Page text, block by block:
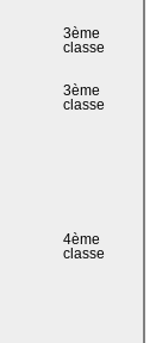
3ème
classe
3ème
classe
4ème
classe